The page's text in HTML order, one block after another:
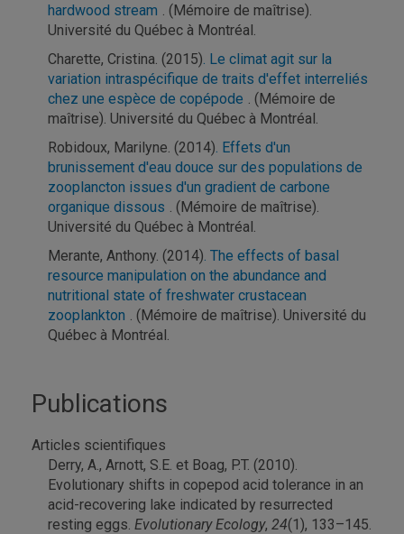
hardwood stream . (Mémoire de maîtrise).
Université du Québec à Montréal.
Charette, Cristina. (2015). Le climat agit sur la
variation intraspécifique de traits d'effet interreliés
chez une espèce de copépode . (Mémoire de
maîtrise). Université du Québec à Montréal.
Robidoux, Marilyne. (2014). Effets d'un
brunissement d'eau douce sur des populations de
zooplancton issues d'un gradient de carbone
organique dissous . (Mémoire de maîtrise).
Université du Québec à Montréal.
Merante, Anthony. (2014). The effects of basal
resource manipulation on the abundance and
nutritional state of freshwater crustacean
zooplankton . (Mémoire de maîtrise). Université du
Québec à Montréal.
Publications
Articles scientifiques
Derry, A., Arnott, S.E. et Boag, P.T. (2010).
Evolutionary shifts in copepod acid tolerance in an
acid-recovering lake indicated by resurrected
resting eggs. Evolutionary Ecology, 24(1), 133–145.